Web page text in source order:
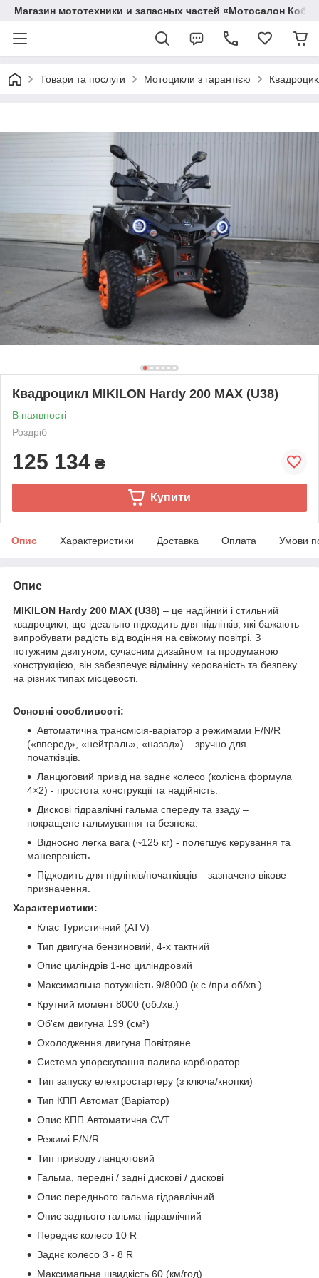
Магазин мототехники и запасных частей «Мотосалон
Товари та послуги Мотоцикли з гарантією
Квадроцикл MIKILON Hardy 200 MAX (U38)
В наявності
Роздріб
125 134 ₴
Купити
Опис Характеристики Доставка Оплата Умови
Опис
MIKILON Hardy 200 MAX (U38) – це надійний і стильний
квадроцикл, що ідеально підходить для підлітків, які бажають
випробувати радість від водіння на свіжому повітрі. З
потужним двигуном, сучасним дизайном та продуманою
конструкцією, він забезпечує відмінну керованість та безпеку
на різних типах місцевості.
Основні особливості:
Автоматична трансмісія-варіатор з режимами F/N/R
(«вперед», «нейтраль», «назад») – зручно для
початківців.
Ланцюговий привід на заднє колесо (колісна формула
4×2) - простота конструкції та надійність.
Дискові гідравлічні гальма спереду та ззаду –
покращене гальмування та безпека.
Відносно легка вага (~125 кг) - полегшує керування та
маневреність.
Підходить для підлітків/початківців – зазначено вікове
призначення.
Характеристики:
Клас Туристичний (ATV)
Тип двигуна бензиновий, 4-х тактний
Опис циліндрів 1-но циліндровий
Максимальна потужність 9/8000 (к.с./при об/хв.)
Крутний момент 8000 (об./хв.)
Об'єм двигуна 199 (см³)
Охолодження двигуна Повітряне
Система упорскування палива карбюратор
Тип запуску електростартеру (з ключа/кнопки)
Тип КПП Автомат (Варіатор)
Опис КПП Автоматична CVT
Режимі F/N/R
Тип приводу ланцюговий
Гальма, передні / задні дискові / дискові
Опис переднього гальма гідравлічний
Опис заднього гальма гідравлічний
Переднє колесо 10 R
Заднє колесо 3 - 8 R
Максимальна швидкість 60 (км/год)